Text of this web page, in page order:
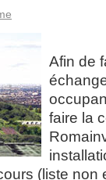
Afin de
faire la
(liste